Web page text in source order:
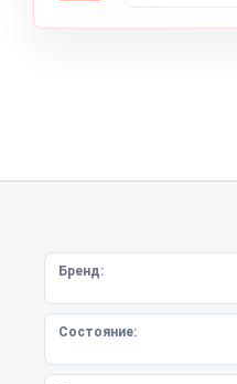
Бренд:
Состояние: